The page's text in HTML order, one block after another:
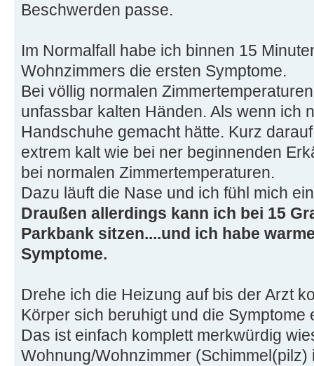
Beschwerden passe.
Im Normalfall habe ich binnen 15
Wohnzimmers die ersten Symptome.
Bei völlig normalen
unfassbar kalten Händen. Als wenn ich
Handschuhe gemacht hätte. Kurz
extrem kalt wie bei ner beginnenden
bei normalen Zimmertemperaturen.
Dazu läuft die Nase und ich fühl mich
Draußen allerdings kann ich bei 15
Parkbank sitzen....und ich habe
Symptome.
Drehe ich die Heizung auf bis der Arzt
Körper sich beruhigt und die
Das ist einfach komplett merkwürdig
Wohnung/Wohnzimmer